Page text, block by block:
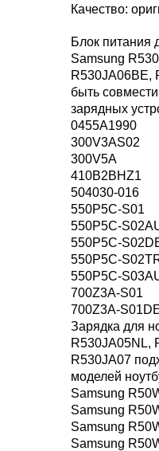
Качество:
Блок питания
Samsung
R530JA06BE,
быть
зарядных
0455A1990
300V3AS02
300V5A
410B2BHZ1
504030-016
550P5C-S01
550P5C-
550P5C-
550P5C-
550P5C-
700Z3A-S01
700Z3A-
Зарядка для
R530JA05NL,
R530JA07
моделей
Samsung
Samsung
Samsung
Samsung